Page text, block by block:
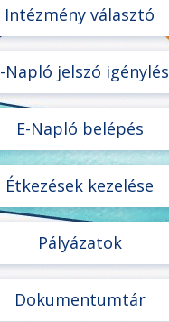
Intézmény választó
Napló jelszó igénylés
E-Napló belépés
Étkezések kezelése
Pályázatok
Dokumentumtár